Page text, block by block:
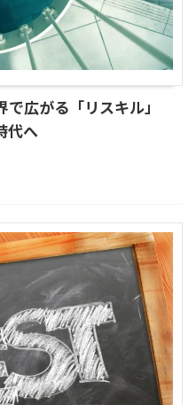
広がる「リスキル」
代へ